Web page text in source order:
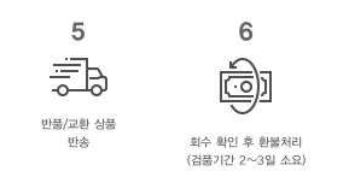
5
반품/교환 상품
반송
6
회수 확인 후 환불처리
(검품기간 2~3일 소요)